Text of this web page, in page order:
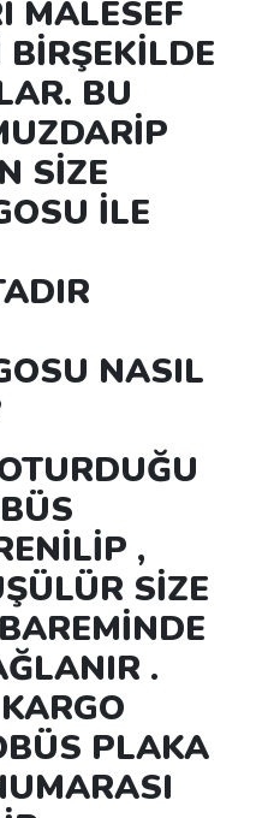
MALESEF
BU
SİZE
İLE
NASIL
,
SİZE
.
PLAKA